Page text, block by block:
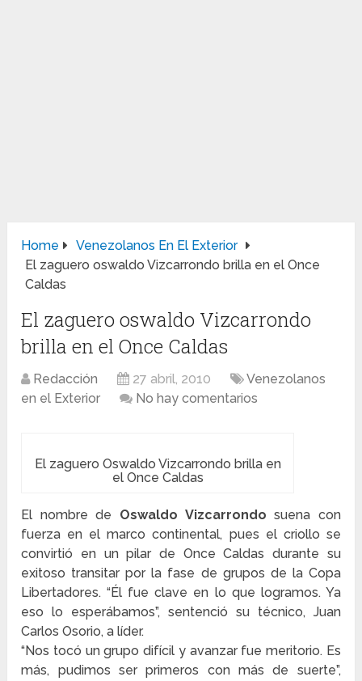
Home
Venezolanos En El Exterior
El zaguero oswaldo Vizcarrondo brilla en el Once
Caldas
El zaguero oswaldo Vizcarrondo
brilla en el Once Caldas
Redacción 27 abril, 2010
Venezolanos
en el Exterior
No hay comentarios
El zaguero Oswaldo Vizcarrondo brilla en
el Once Caldas
El nombre de Oswaldo Vizcarrondo suena con
fuerza en el marco continental, pues el criollo se
convirtió en un pilar de Once Caldas durante su
exitoso transitar por la fase de grupos de la Copa
Libertadores. “Él fue clave en lo que logramos. Ya
eso lo esperábamos”, sentenció su técnico, Juan
Carlos Osorio, a líder.
“Nos tocó un grupo difícil y avanzar fue meritorio. Es
más, pudimos ser primeros con más de suerte”,